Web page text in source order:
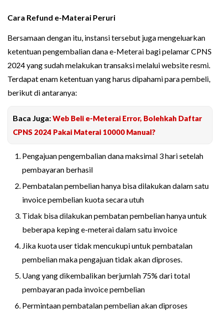
Cara Refund e-Materai Peruri
Bersamaan dengan itu, instansi tersebut juga mengeluarkan
ketentuan pengembalian dana e-Meterai bagi pelamar CPNS
2024 yang sudah melakukan transaksi melalui website resmi.
Terdapat enam ketentuan yang harus dipahami para pembeli,
berikut di antaranya:
Baca Juga:Web Beli e-Meterai Error, Bolehkah Daftar
CPNS 2024 Pakai Materai 10000 Manual?
Pengajuan pengembalian dana maksimal 3 hari setelah
pembayaran berhasil
Pembatalan pembelian hanya bisa dilakukan dalam satu
invoice pembelian kuota secara utuh
Tidak bisa dilakukan pembatan pembelian hanya untuk
beberapa keping e-meterai dalam satu invoice
Jika kuota user tidak mencukupi untuk pembatalan
pembelian maka pengajuan tidak akan diproses.
Uang yang dikembalikan berjumlah 75% dari total
pembayaran pada invoice pembelian
Permintaan pembatalan pembelian akan diproses